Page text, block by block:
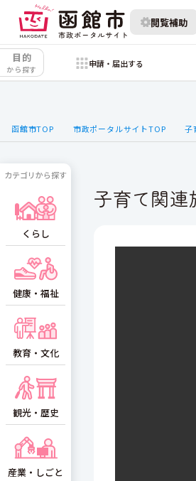
閲覧補助
目的
から探す
申請・届出する
函館市TOP 市政ポータルサイトTOP 子
子育て関
カテゴリから探す
くらし
健康・福祉
教育・文化
観光・歴史
産業・しごと